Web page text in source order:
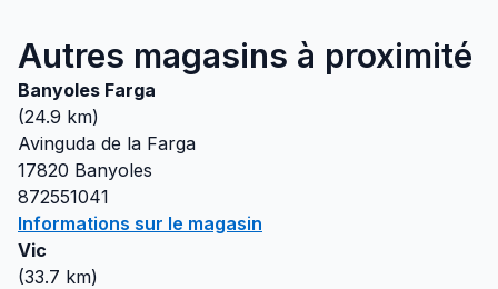
Autres magasins à proximité
Banyoles Farga
(24.9 km)
Avinguda de la Farga
17820 Banyoles
872551041
Informations sur le magasin
Vic
(33.7 km)